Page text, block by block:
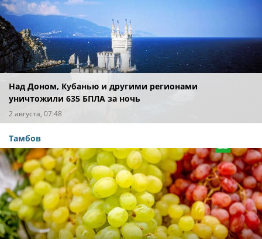
Над Доном, Кубанью и другими регионами
уничтожили 635 БПЛА за ночь
2 августа, 07:48
Тамбов